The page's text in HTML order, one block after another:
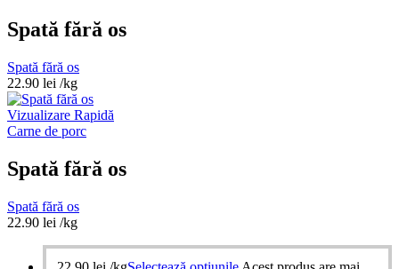
Spată fără os
Spată fără os
22.90 lei /kg
Vizualizare Rapidă
Carne de porc
Spată fără os
Spată fără os
22.90 lei /kg